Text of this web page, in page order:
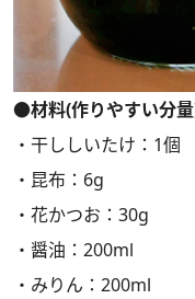
●材料(作りやすい分
・干ししいたけ：1個
・昆布：6g
・花かつお：30g
・醤油：200ml
・みりん：200ml